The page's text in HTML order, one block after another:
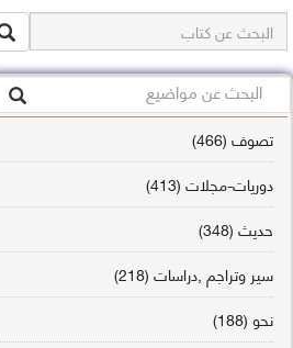
تصوف (466)
دوريات-مجلات (413)
حديث (348)
سير وتراجم ,دراسات (218)
نحو (188)